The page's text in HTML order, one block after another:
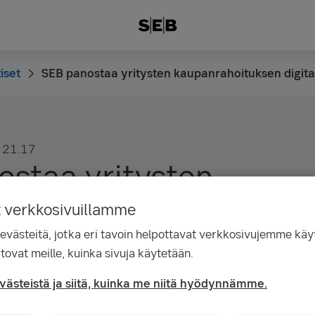
SEB panostaa yritysten kaupanrahoituksen
21.17
yritysten
verkkosivuillamme
jotka eri tavoin helpottavat verkkosivujemme
meille, kuinka sivuja käytetään.
ja siitä, kuinka me niitä hyödynnämme.